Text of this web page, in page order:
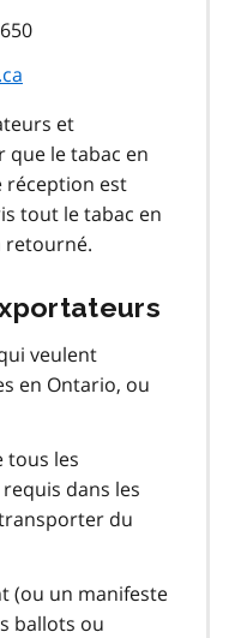
et
le tabac en
réception est
tout le tabac en
retourné.
veulent
en Ontario, ou
tous les
dans les
du
(ou un manifeste
ballots ou